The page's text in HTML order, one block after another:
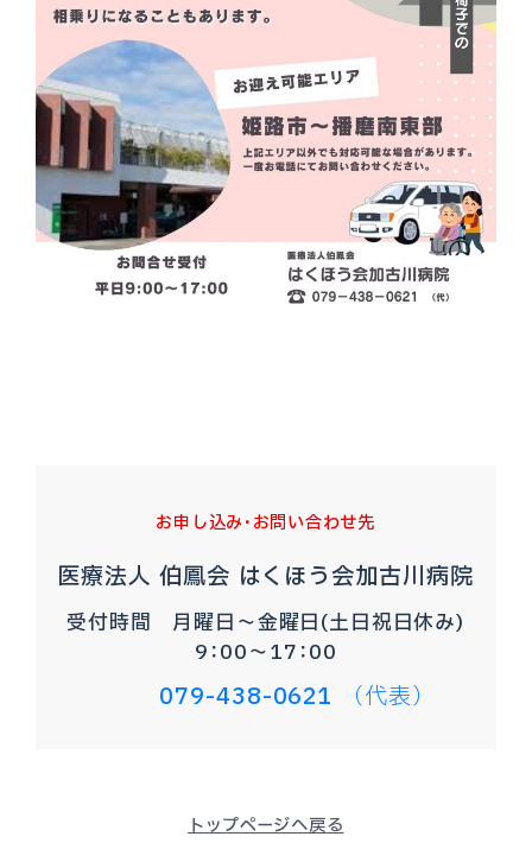
お申し込み・お問い合わせ先
医療法人 伯鳳会 はくほう会加古川病院
受付時間 月曜日～金曜日(土日祝日休み)
9：00～17：00
079-438-0621 （代表）
トップページへ戻る